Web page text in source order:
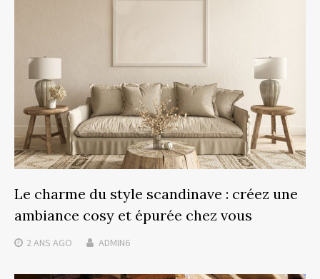
Le charme du style scandinave : créez une
ambiance cosy et épurée chez vous
2 ANS AGO ADMIN6